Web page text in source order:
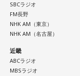
SBCラジオ
FM長野
NHK AM（東京）
NHK AM（名古屋）
近畿
ABCラジオ
MBSラジオ